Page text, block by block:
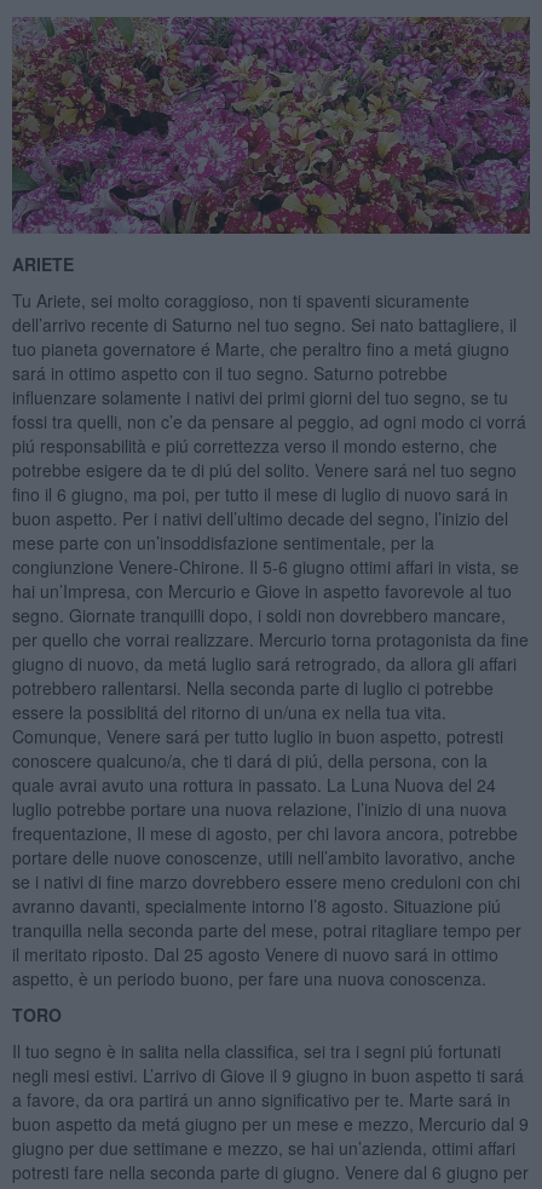
ARIETE
Tu Ariete, sei molto coraggioso, non ti spaventi sicuramente
dell’arrivo recente di Saturno nel tuo segno. Sei nato battagliere, il
tuo pianeta governatore é Marte, che peraltro fino a metá giugno
sará in ottimo aspetto con il tuo segno. Saturno potrebbe
influenzare solamente i nativi dei primi giorni del tuo segno, se tu
fossi tra quelli, non c’e da pensare al peggio, ad ogni modo ci vorrá
piú responsabilità e piú correttezza verso il mondo esterno, che
potrebbe esigere da te di piú del solito. Venere sará nel tuo segno
fino il 6 giugno, ma poi, per tutto il mese di luglio di nuovo sará in
buon aspetto. Per i nativi dell’ultimo decade del segno, l’inizio del
mese parte con un’insoddisfazione sentimentale, per la
congiunzione Venere-Chirone. Il 5-6 giugno ottimi affari in vista, se
hai un’Impresa, con Mercurio e Giove in aspetto favorevole al tuo
segno. Giornate tranquilli dopo, i soldi non dovrebbero mancare,
per quello che vorrai realizzare. Mercurio torna protagonista da fine
giugno di nuovo, da metá luglio sará retrogrado, da allora gli affari
potrebbero rallentarsi. Nella seconda parte di luglio ci potrebbe
essere la possiblitá del ritorno di un/una ex nella tua vita.
Comunque, Venere sará per tutto luglio in buon aspetto, potresti
conoscere qualcuno/a, che ti dará di piú, della persona, con la
quale avrai avuto una rottura in passato. La Luna Nuova del 24
luglio potrebbe portare una nuova relazione, l’inizio di una nuova
frequentazione, Il mese di agosto, per chi lavora ancora, potrebbe
portare delle nuove conoscenze, utili nell’ambito lavorativo, anche
se i nativi di fine marzo dovrebbero essere meno creduloni con chi
avranno davanti, specialmente intorno l’8 agosto. Situazione piú
tranquilla nella seconda parte del mese, potrai ritagliare tempo per
il meritato riposto. Dal 25 agosto Venere di nuovo sará in ottimo
aspetto, è un periodo buono, per fare una nuova conoscenza.
TORO
Il tuo segno è in salita nella classifica, sei tra i segni piú fortunati
negli mesi estivi. L’arrivo di Giove il 9 giugno in buon aspetto ti sará
a favore, da ora partirá un anno significativo per te. Marte sará in
buon aspetto da metá giugno per un mese e mezzo, Mercurio dal 9
giugno per due settimane e mezzo, se hai un’azienda, ottimi affari
potresti fare nella seconda parte di giugno. Venere dal 6 giugno per